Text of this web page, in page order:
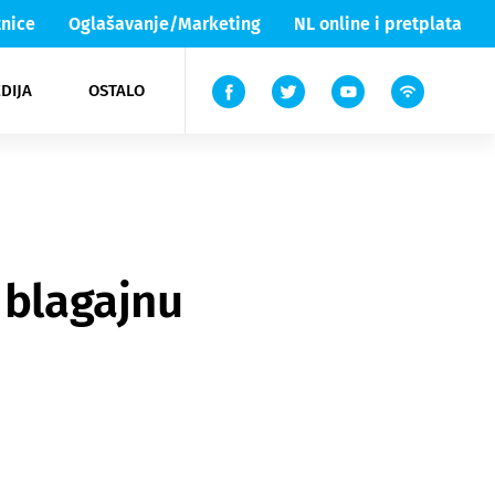
Oglašavanje/Marketing NL online i pretplata
OSTALO
Lika & Senj
TV